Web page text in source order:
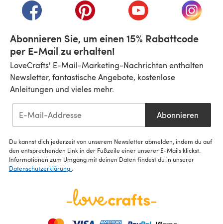
(öffnet sich in einem neuen Tab)
(öffnet sich in einem neuen Tab)
(öffnet sich in einem
(öffnet
Abonnieren Sie, um einen 15% Rabattcode
per E-Mail zu erhalten!
LoveCrafts' E-Mail-Marketing-Nachrichten enthalten
Newsletter, fantastische Angebote, kostenlose
Anleitungen und vieles mehr.
Abonnieren
Du kannst dich jederzeit von unserem Newsletter abmelden, indem du auf
den entsprechenden Link in der Fußzeile einer unserer E-Mails klickst.
Informationen zum Umgang mit deinen Daten findest du in unserer
Datenschutzerklärung